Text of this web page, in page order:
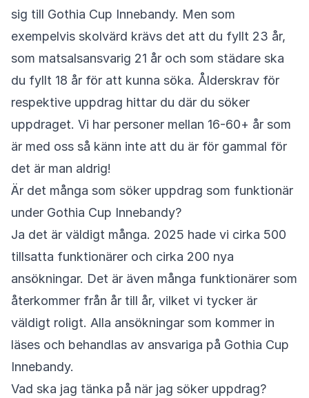
sig till Gothia Cup Innebandy. Men som
exempelvis skolvärd krävs det att du fyllt 23 år,
som matsalsansvarig 21 år och som städare ska
du fyllt 18 år för att kunna söka. Ålderskrav för
respektive uppdrag hittar du där du söker
uppdraget. Vi har personer mellan 16-60+ år som
är med oss så känn inte att du är för gammal för
det är man aldrig!
Är det många som söker uppdrag som funktionär
under Gothia Cup Innebandy?
Ja det är väldigt många. 2025 hade vi cirka 500
tillsatta funktionärer och cirka 200 nya
ansökningar. Det är även många funktionärer som
återkommer från år till år, vilket vi tycker är
väldigt roligt. Alla ansökningar som kommer in
läses och behandlas av ansvariga på Gothia Cup
Innebandy.
Vad ska jag tänka på när jag söker uppdrag?